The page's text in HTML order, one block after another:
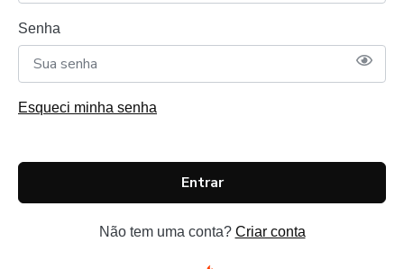
Senha
Esqueci minha senha
Entrar
Não tem uma conta? Criar conta